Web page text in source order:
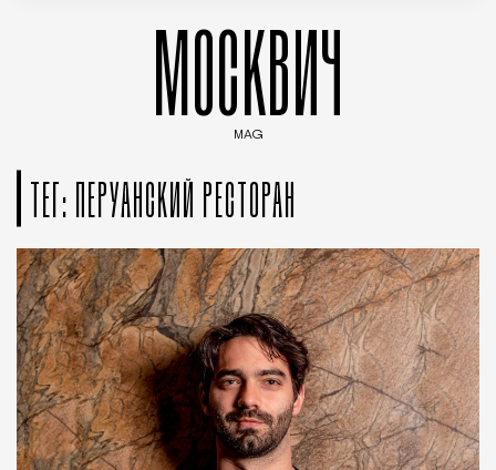
МОСКВИЧ
MAG
ТЕГ: ПЕРУАНСКИЙ РЕСТОРАН